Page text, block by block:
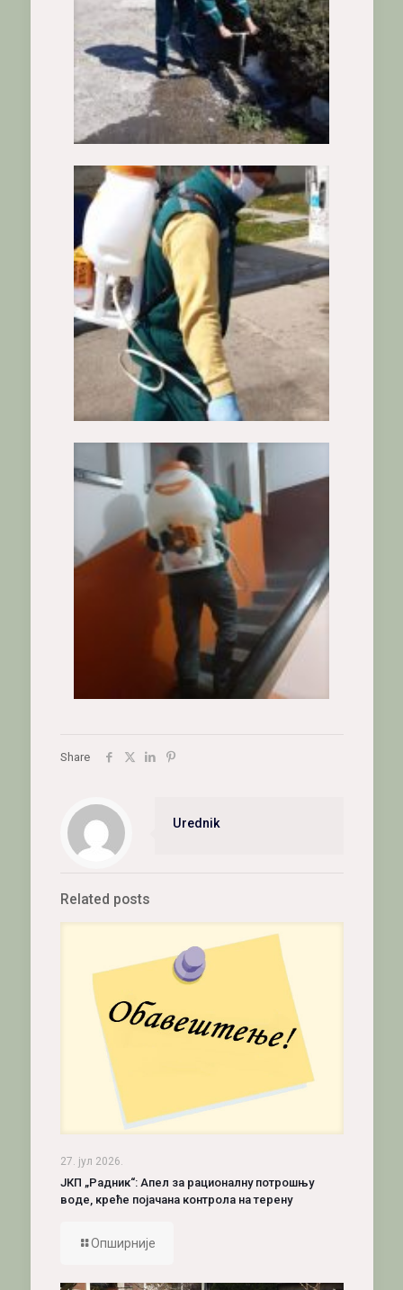
Share
Urednik
Related posts
27. јул 2026.
ЈКП „Радник“: Апел за рационалну потрошњу
воде, креће појачана контрола на терену
Опширније